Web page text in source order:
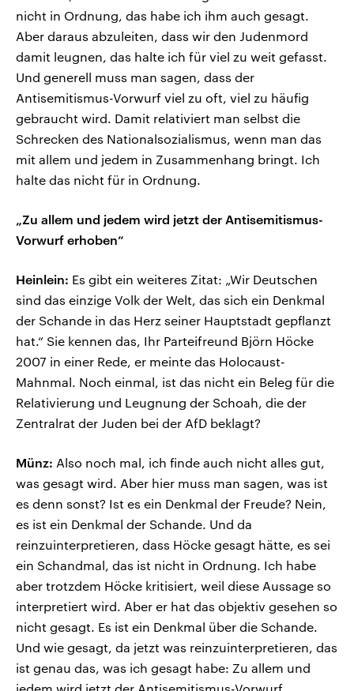
nicht in Ordnung, das habe ich ihm auch gesagt.
Aber daraus abzuleiten, dass wir den Judenmord
damit leugnen, das halte ich für viel zu weit gefasst.
Und generell muss man sagen, dass der
Antisemitismus-Vorwurf viel zu oft, viel zu häufig
gebraucht wird. Damit relativiert man selbst die
Schrecken des Nationalsozialismus, wenn man das
mit allem und jedem in Zusammenhang bringt. Ich
halte das nicht für in Ordnung.
„Zu allem und jedem wird jetzt der Antisemitismus-
Vorwurf erhoben“
Heinlein: Es gibt ein weiteres Zitat: „Wir Deutschen
sind das einzige Volk der Welt, das sich ein Denkmal
der Schande in das Herz seiner Hauptstadt gepflanzt
hat.“ Sie kennen das, Ihr Parteifreund Björn Höcke
2007 in einer Rede, er meinte das Holocaust-
Mahnmal. Noch einmal, ist das nicht ein Beleg für die
Relativierung und Leugnung der Schoah, die der
Zentralrat der Juden bei der AfD beklagt?
Münz: Also noch mal, ich finde auch nicht alles gut,
was gesagt wird. Aber hier muss man sagen, was ist
es denn sonst? Ist es ein Denkmal der Freude? Nein,
es ist ein Denkmal der Schande. Und da
reinzuinterpretieren, dass Höcke gesagt hätte, es sei
ein Schandmal, das ist nicht in Ordnung. Ich habe
aber trotzdem Höcke kritisiert, weil diese Aussage so
interpretiert wird. Aber er hat das objektiv gesehen so
nicht gesagt. Es ist ein Denkmal über die Schande.
Und wie gesagt, da jetzt was reinzuinterpretieren, das
ist genau das, was ich gesagt habe: Zu allem und